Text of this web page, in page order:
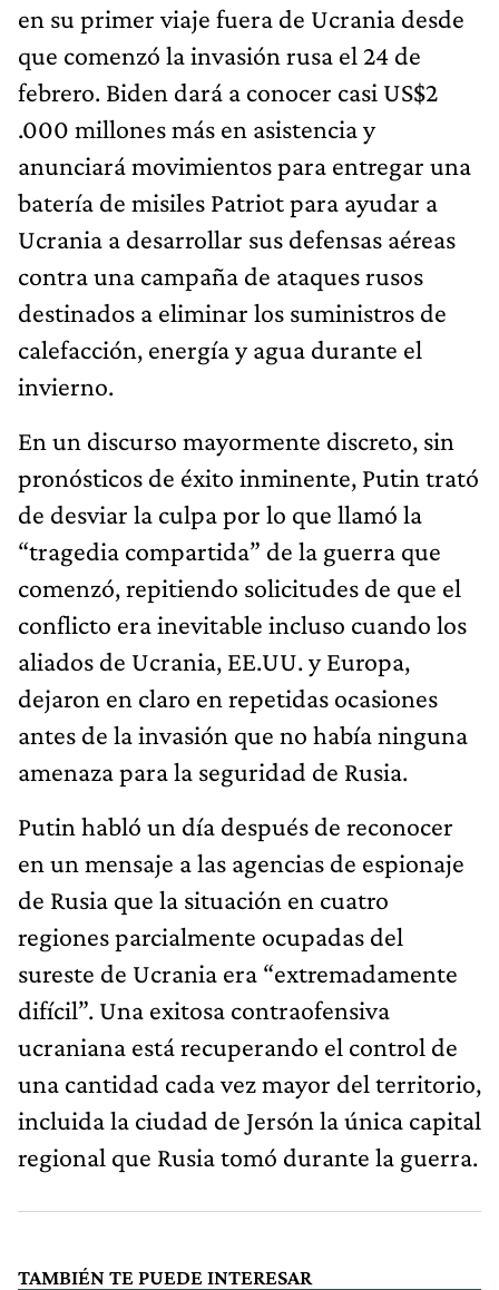
en su primer viaje fuera de Ucrania desde
que comenzó la invasión rusa el 24 de
febrero. Biden dará a conocer casi US$2
.000 millones más en asistencia y
anunciará movimientos para entregar una
batería de misiles Patriot para ayudar a
Ucrania a desarrollar sus defensas aéreas
contra una campaña de ataques rusos
destinados a eliminar los suministros de
calefacción, energía y agua durante el
invierno.
En un discurso mayormente discreto, sin
pronósticos de éxito inminente, Putin trató
de desviar la culpa por lo que llamó la
“tragedia compartida” de la guerra que
comenzó, repitiendo solicitudes de que el
conflicto era inevitable incluso cuando los
aliados de Ucrania, EE.UU. y Europa,
dejaron en claro en repetidas ocasiones
antes de la invasión que no había ninguna
amenaza para la seguridad de Rusia.
Putin habló un día después de reconocer
en un mensaje a las agencias de espionaje
de Rusia que la situación en cuatro
regiones parcialmente ocupadas del
sureste de Ucrania era “extremadamente
difícil”. Una exitosa contraofensiva
ucraniana está recuperando el control de
una cantidad cada vez mayor del territorio,
incluida la ciudad de Jersón la única capital
regional que Rusia tomó durante la guerra.
TAMBIÉN TE PUEDE INTERESAR